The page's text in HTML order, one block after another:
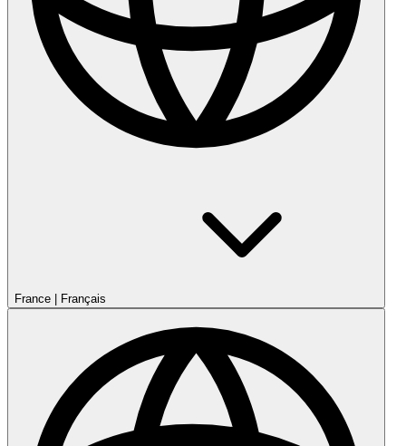
France | Français